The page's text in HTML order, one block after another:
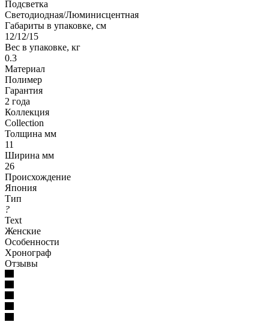
Подсветка
Светодиодная/Люминисцентная
Габариты в упаковке, см
12/12/15
Вес в упаковке, кг
0.3
Материал
Полимер
Гарантия
2 года
Коллекция
Collection
Толщина мм
11
Ширина мм
26
Происхождение
Япония
Тип
?
Text
Женские
Особенности
Хронограф
Отзывы